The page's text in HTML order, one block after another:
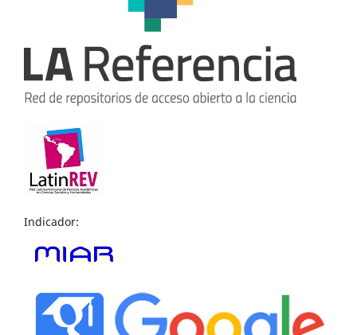
Indicador: